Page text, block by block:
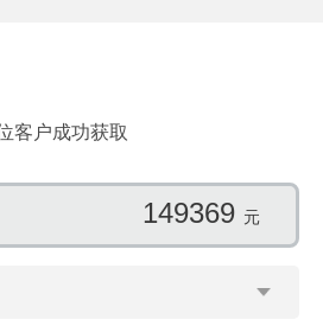
客户成功获取
149369 元